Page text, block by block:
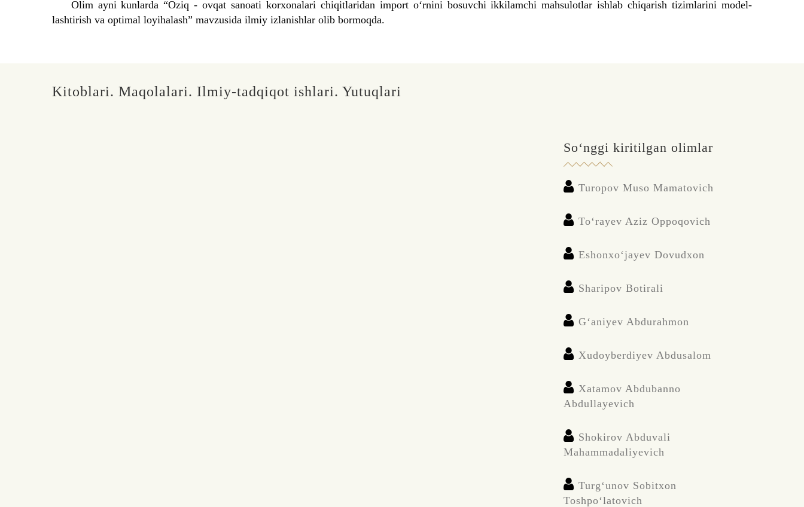
Olim ayni kunlarda “Oziq - ovqat sanoati korxonalari chiqitlaridan import o‘rnini bosuvchi ikkilamchi mahsulotlar ishlab chiqarish tizimlarini model-
lashtirish va optimal loyihalash” mavzusida ilmiy izlanishlar olib bormoqda.
Kitoblari. Maqolalari. Ilmiy-tadqiqot ishlari. Yutuqlari
So‘nggi kiritilgan olimlar
Turopov Muso Mamatovich
To‘rayev Aziz Oppoqovich
Eshonxo‘jayev Dovudxon
Sharipov Botirali
G‘aniyev Abdurahmon
Xudoyberdiyev Abdusalom
Xatamov Abdubanno
Abdullayevich
Shokirov Abduvali
Mahammadaliyevich
Turg‘unov Sobitxon
Toshpo‘latovich